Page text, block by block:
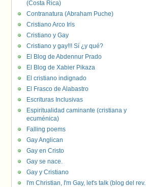
(Costa Rica)
Contranatura (Abraham Puche)
Cristiano Arco Iris
Cristiano y Gay
Cristiano y gay!!! Sí ¿y qué?
El Blog de Abdennur Prado
El Blog de Xabier Pikaza
El cristiano indignado
El Frasco de Alabastro
Escrituras Inclusivas
Espiritualidad caminante (cristiana y
ecuménica)
Falling poems
Gay Anglican
Gay en Cristo
Gay se nace.
Gay y Cristiano
I'm Christian, I'm Gay, let's talk (blog del rev.